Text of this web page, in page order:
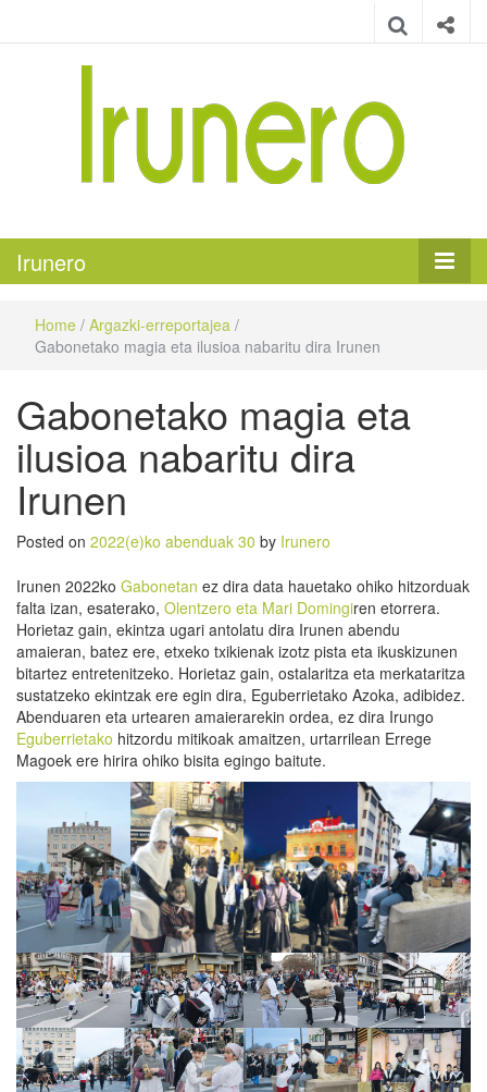
Irunero
Home / Argazki-erreportajea /
Gabonetako magia eta ilusioa nabaritu dira Irunen
Gabonetako magia eta
ilusioa nabaritu dira
Irunen
Posted on 2022(e)ko abenduak 30 by Irunero
Irunen 2022ko Gabonetan ez dira data hauetako ohiko hitzorduak
falta izan, esaterako, Olentzero eta Mari Domingiren etorrera.
Horietaz gain, ekintza ugari antolatu dira Irunen abendu
amaieran, batez ere, etxeko txikienak izotz pista eta ikuskizunen
bitartez entretenitzeko. Horietaz gain, ostalaritza eta merkataritza
sustatzeko ekintzak ere egin dira, Eguberrietako Azoka, adibidez.
Abenduaren eta urtearen amaierarekin ordea, ez dira Irungo
Eguberrietako hitzordu mitikoak amaitzen, urtarrilean Errege
Magoek ere hirira ohiko bisita egingo baitute.